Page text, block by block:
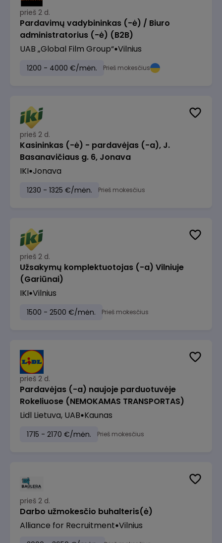
prieš 2 d.
Pardavimų vadybininkas (-ė) / Biuro
administratorius (-ė) (B2B)
UAB „Global Film Group“ Vilnius
1200 - 4000 €/mėn. Prieš mokesčius
prieš 2 d.
Kasininkas (-ė) - pardavėjas (-a), J.
Basanavičiaus g. 6, Jonava
IKI Jonava
1230 - 1325 €/mėn. Prieš mokesčius
prieš 2 d.
Užsakymų komplektuotojas (-a) Vilniuje
(Gariūnai)
IKI Vilnius
1500 - 2500 €/mėn. Prieš mokesčius
prieš 2 d.
Pardavėjas (-a) naujoje parduotuvėje
Rokeliuose (NEMOKAMAS TRANSPORTAS)
Lidl Lietuva, UAB Kaunas
1715 - 2170 €/mėn. Prieš mokesčius
prieš 2 d.
Darbo užmokesčio buhalteris(ė)
Alliance for Recruitment Vilnius